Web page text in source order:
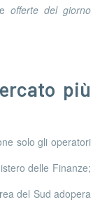
offerte del giorno
più
solo gli operatori
delle Finanze;
del Sud adopera